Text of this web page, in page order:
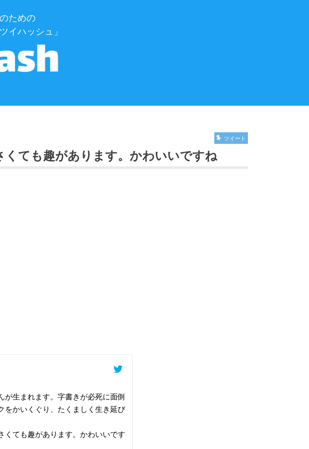
ための
イハッシュ」
ツイート
ても趣があります。かわいいですね
が生まれます。字書きが必死に面倒
をかいくぐり、たくましく生き延び
ても趣があります。かわいいです